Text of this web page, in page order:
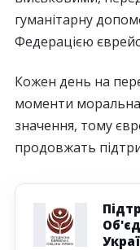
гуманітарну
Федерацією
Кожен день на
моменти моральна
значення, тому
продовжать